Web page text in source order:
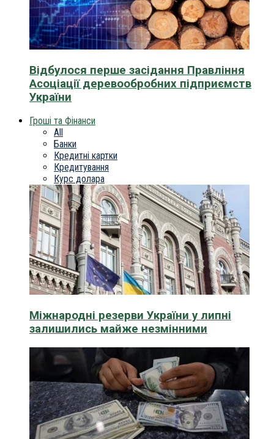
Відбулося перше засідання Правління
Асоціації деревообробних підприємств
України
Гроші та Фінанси
All
Банки
Кредитні картки
Кредитування
Курс долара
Міжнародні резерви України у липні
залишились майже незмінними